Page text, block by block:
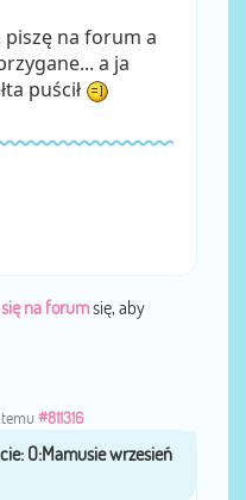
na forum a
a ja
puścił
na forumsię, aby
#811316